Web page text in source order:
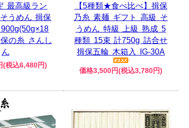
最高級ラン
うめん 揖保
の糸 さんし
ん
(税込6,480円)
【5種類★食べ比べ】揖保
乃糸 素麺 ギフト 高級 そ
うめん 特級 上級 熟成 5
種類 15束 計750g 詰合せ
揖保五輪 木箱入 IG-30A
価格3,500円(税込3,780円)